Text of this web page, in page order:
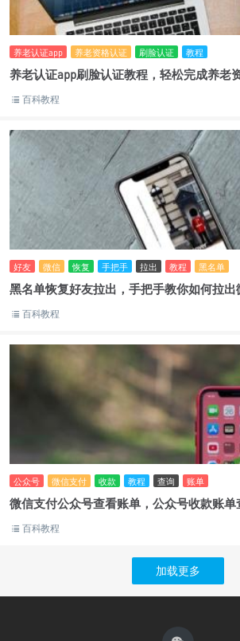
养老认证app 养老资格认证 刷脸认证 教程
养老认证app刷脸认证教程，轻松完成养老
百科教程
好友 微信 恢复 手把手 拉出 教程 黑名单
黑名单恢复好友拉出，手把手教你如何拉出
百科教程
公众号 微信支付 收款 教程 查询 账单
微信支付公众号查看账单，公众号收款账单
百科教程
加载更多